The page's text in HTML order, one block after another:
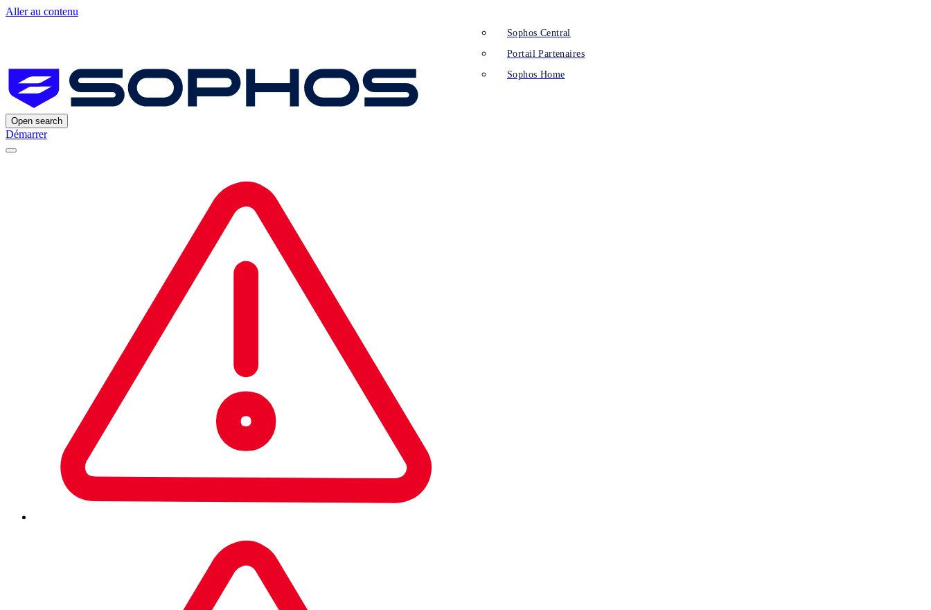
Aller au contenu
Open search
Démarrer
Sophos Central
Portail Partenaires
Sophos Home